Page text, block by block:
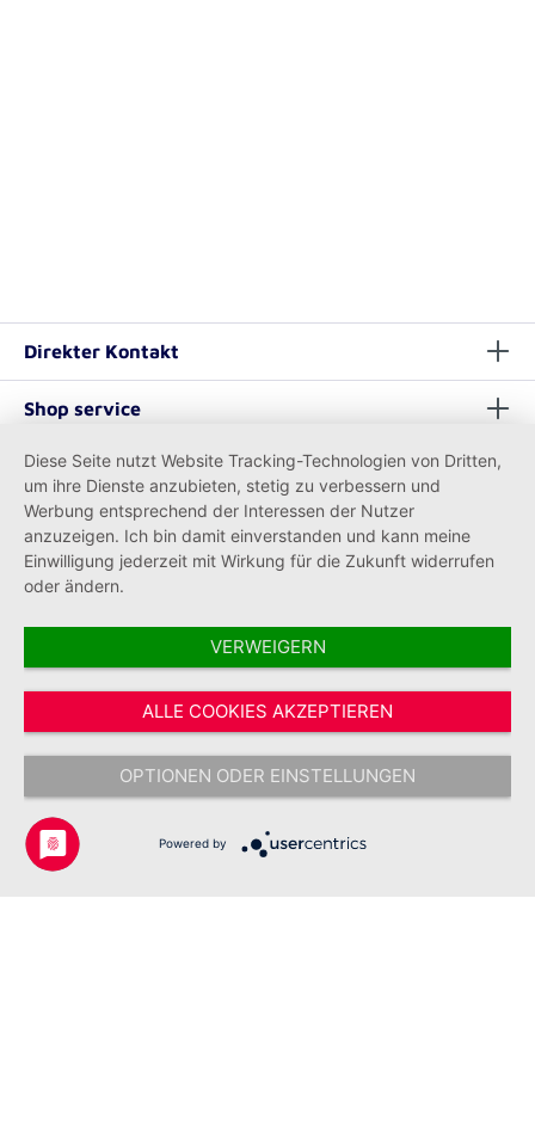
Direkter Kontakt
Shop service
Informationen
Vertrag widerrufen
* Alle Preise inkl. gesetzl. Mehrwertsteuer zzgl.Versandkostenund ggf.
Nachnahmegebühren, wenn nicht anders angegeben.
Copyright © 2026 Johanniter-Unfall-Hilfe e.V. - Alle Rechte
vorbehalten.
Diese Seite nutzt Website Tracking-Technologien von Dritten,
um ihre Dienste anzubieten, stetig zu verbessern und
Werbung entsprechend der Interessen der Nutzer
anzuzeigen. Ich bin damit einverstanden und kann meine
Einwilligung jederzeit mit Wirkung für die Zukunft widerrufen
oder ändern.
VERWEIGERN
ALLE COOKIES AKZEPTIEREN
OPTIONEN ODER EINSTELLUNGEN
Powered by